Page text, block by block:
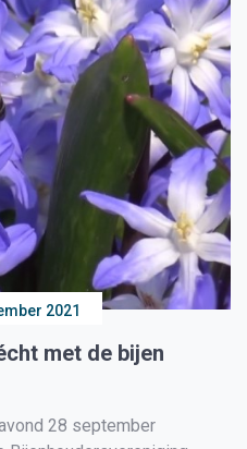
2021
met de bijen
28 september